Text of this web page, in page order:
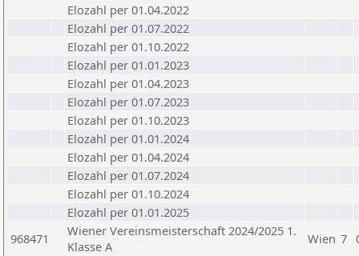
Elozahl per 01.04.2022
Elozahl per 01.07.2022
Elozahl per 01.10.2022
Elozahl per 01.01.2023
Elozahl per 01.04.2023
Elozahl per 01.07.2023
Elozahl per 01.10.2023
Elozahl per 01.01.2024
Elozahl per 01.04.2024
Elozahl per 01.07.2024
Elozahl per 01.10.2024
Elozahl per 01.01.2025
968471
Wiener Vereinsmeisterschaft 2024/2025 1.
Klasse A
Wien 7